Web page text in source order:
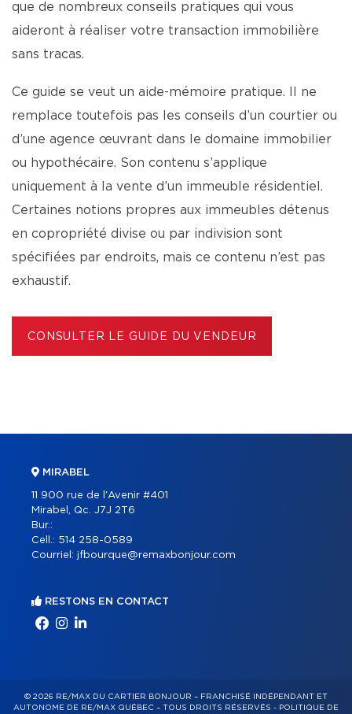
que de nombreux conseils pratiques qui vous
aideront à réaliser votre transaction immobilière
sans tracas.
Ce guide se veut un aide-mémoire pratique. Il ne
remplace toutefois pas les conseils d’un courtier ou
d’une agence œuvrant dans le domaine immobilier
ou hypothécaire. Son contenu s’applique
uniquement à la vente d’un immeuble résidentiel.
Certaines notions propres aux immeubles détenus
en copropriété divise ou par indivision sont
spécifiées par endroits, mais ce contenu n’est pas
exhaustif.
CONSULTER LE GUIDE DU VENDEUR
MIRABEL
11 900 rue de l'Avenir #401
Mirabel, Qc. J7J 2T6
Bur.:
Cell.: 514 258-0589
Courriel: jfbourque@remaxbonjour.com
RESTONS EN CONTACT
© 2026 RE/MAX DU CARTIER BONJOUR – FRANCHISÉ INDÉPENDANT ET
AUTONOME DE RE/MAX QUÉBEC – TOUS DROITS RÉSERVÉS - POLITIQUE DE